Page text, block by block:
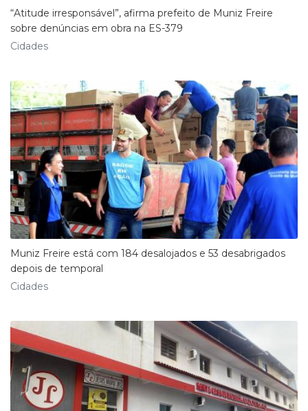
“Atitude irresponsável”, afirma prefeito de Muniz Freire
sobre denúncias em obra na ES-379
Cidades
Muniz Freire está com 184 desalojados e 53 desabrigados
depois de temporal
Cidades